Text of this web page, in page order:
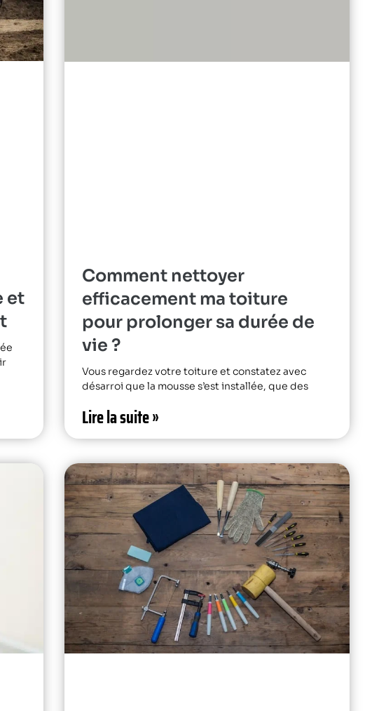
et
Comment nettoyer
efficacement ma toiture
pour prolonger sa durée de
vie ?
Vous regardez votre toiture et constatez avec
désarroi que la mousse s’est installée, que des
Lire la suite »